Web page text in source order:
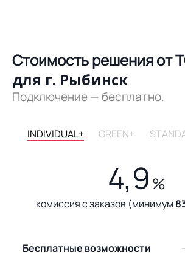
Стоимость решения от
для г. Рыбинск
Подключение — бесплатно.
INDIVIDUAL+ GREEN+
4,9 %
комиссия с заказов (минимум
Бесплатные возможности